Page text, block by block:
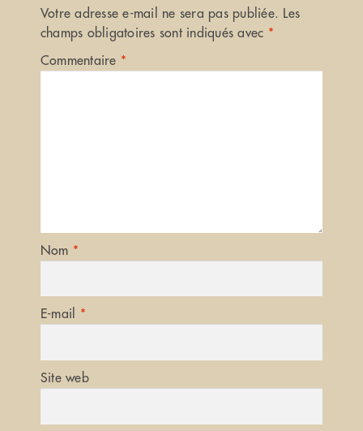
Votre adresse e-mail ne sera pas publiée.
Les
champs obligatoires sont indiqués avec *
Commentaire *
Nom *
E-mail *
Site web